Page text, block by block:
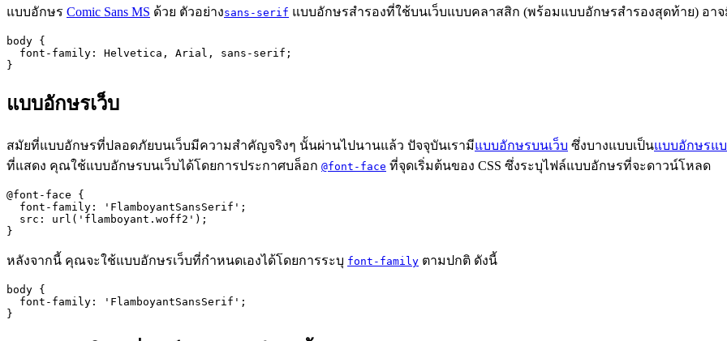
แบบอักษร Comic Sans MS ด้วย ตัวอย่างsans-serif แบบอักษรสำรองที่ใช้บนเว็บแบบคลาสสิก (พร้อมแบบอักษรสำรองสุดท้าย) อา
body {
font-family : Helvetica , Arial , sans-serif ;
}
แบบอักษรเว็บ
สมัยที่แบบอักษรที่ปลอดภัยบนเว็บมีความสำคัญจริงๆ นั้นผ่านไปนานแล้ว ปัจจุบันเรามีแบบอักษรบนเว็บ ซึ่งบางแบบเป็นแบบอักษรแ
ที่แสดง คุณใช้แบบอักษรบนเว็บได้โดยการประกาศบล็อก @font-face ที่จุดเริ่มต้นของ CSS ซึ่งระบุไฟล์แบบอักษรที่จะดาวน์โหลด
@font-face
{
font-family : 'FlamboyantSansSerif' ;
src : url ( 'flamboyant.woff2' );
}
หลังจากนี้ คุณจะใช้แบบอักษรเว็บที่กำหนดเองได้โดยการระบุ font-family ตามปกติ ดังนี้
body {
font-family : 'FlamboyantSansSerif' ;
}